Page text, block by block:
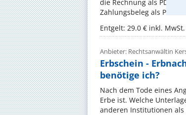
die Rechnung als PDF
Zahlungsbeleg als PDF
Entgelt: 29.0 € inkl. MwSt.
Anbieter: Rechtsanwältin
Erbschein -
benötige ich?
Nach dem Tode eines
Erbe ist. Welche
anderen Institutionen als